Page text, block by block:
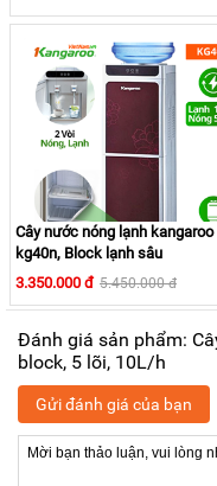
Cây máy lọc có hệ
độ nóng trên 90 độ
chóng với nhiệt độ lạnh
Cây nước nóng lạnh
Cây nước nóng lạnh kangaroo
kg40n, Block lạnh sâu
3.350.000 đ 5.450.000 đ
Đánh giá sản phẩm:
block, 5 lõi, 10L/h
Gửi đánh giá của bạn